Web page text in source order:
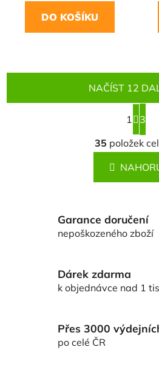
DO KOŠÍKU
O
v
l
á
d
í
p
y
p
NAČÍST 12
S
t
r
á
n
k
í
1
3
35 položek
Garance doručení
nepoškozeného zboží
Dárek zdarma
k objednávce nad 1
Přes 3000
po celé ČR